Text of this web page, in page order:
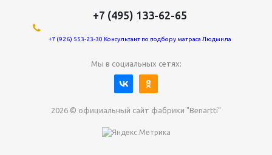
+7 (495) 133-62-65
+7 (926) 553-23-30 Консультант по подбору матраса Людмила
Мы в социальных сетях:
2026 © официальный сайт фабрики "Benartti"